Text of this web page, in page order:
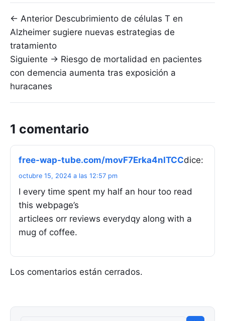
Navegación de entradas
← Anterior Descubrimiento de células T en
Alzheimer sugiere nuevas estrategias de
tratamiento
Siguiente → Riesgo de mortalidad en pacientes
con demencia aumenta tras exposición a
huracanes
1 comentario
free-wap-tube.com/movF7Erka4nITCCdice:
octubre 15, 2024 a las 12:57 pm
I every time spent my half an hour too read
this webpage’s
articlees orr reviews everydqy along with a
mug of coffee.
Los comentarios están cerrados.